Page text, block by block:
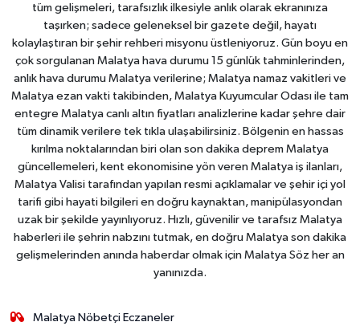
tüm gelişmeleri, tarafsızlık ilkesiyle anlık olarak ekranınıza
taşırken; sadece geleneksel bir gazete değil, hayatı
kolaylaştıran bir şehir rehberi misyonu üstleniyoruz. Gün boyu en
çok sorgulanan Malatya hava durumu 15 günlük tahminlerinden,
anlık hava durumu Malatya verilerine; Malatya namaz vakitleri ve
Malatya ezan vakti takibinden, Malatya Kuyumcular Odası ile tam
entegre Malatya canlı altın fiyatları analizlerine kadar şehre dair
tüm dinamik verilere tek tıkla ulaşabilirsiniz. Bölgenin en hassas
kırılma noktalarından biri olan son dakika deprem Malatya
güncellemeleri, kent ekonomisine yön veren Malatya iş ilanları,
Malatya Valisi tarafından yapılan resmi açıklamalar ve şehir içi yol
tarifi gibi hayati bilgileri en doğru kaynaktan, manipülasyondan
uzak bir şekilde yayınlıyoruz. Hızlı, güvenilir ve tarafsız Malatya
haberleri ile şehrin nabzını tutmak, en doğru Malatya son dakika
gelişmelerinden anında haberdar olmak için Malatya Söz her an
yanınızda.
Malatya Nöbetçi Eczaneler